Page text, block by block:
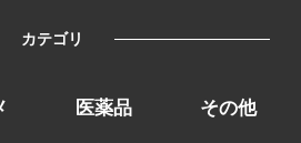
カテゴリ
医薬品 その他